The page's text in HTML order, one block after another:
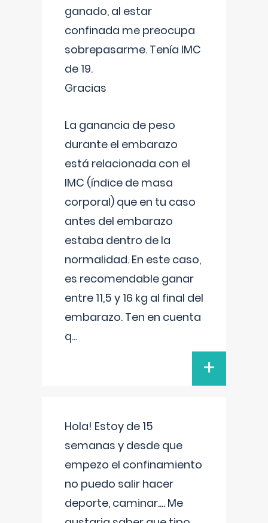
ganado, al estar
confinada me preocupa
sobrepasarme. Tenía IMC
de 19.
Gracias
La ganancia de peso
durante el embarazo
está relacionada con el
IMC (índice de masa
corporal) que en tu caso
antes del embarazo
estaba dentro de la
normalidad. En este caso,
es recomendable ganar
entre 11,5 y 16 kg al final del
embarazo. Ten en cuenta
q...
+
Hola! Estoy de 15
semanas y desde que
empezo el confinamiento
no puedo salir hacer
deporte, caminar.... Me